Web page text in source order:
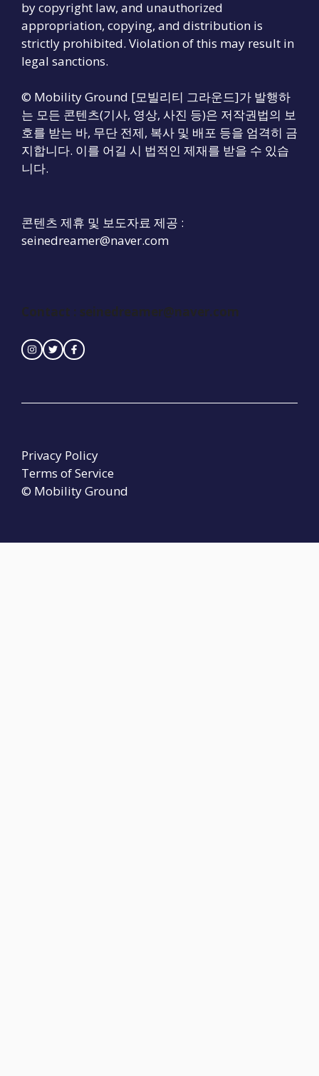
by copyright law, and unauthorized
appropriation, copying, and distribution is
strictly prohibited. Violation of this may result in
legal sanctions.
© Mobility Ground [모빌리티 그라운드]가 발행하
는 모든 콘텐츠(기사, 영상, 사진 등)은 저작권법의 보
호를 받는 바, 무단 전제, 복사 및 배포 등을 엄격히 금
지합니다. 이를 어길 시 법적인 제재를 받을 수 있습
니다.
콘텐츠 제휴 및 보도자료 제공 :
seinedreamer@naver.com
Contact : seinedreamer@naver.com
© Mobility Ground
Privacy Policy
Terms of Service